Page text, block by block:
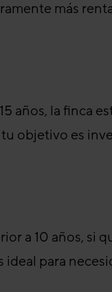
más
años, la finca
objetivo es
a 10 años, si
para